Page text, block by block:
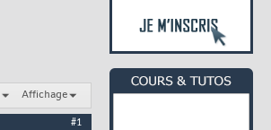
Affichage
#1